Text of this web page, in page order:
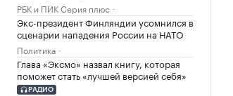
РБК и ПИК Серия плюс
Экс-президент Финляндии усомнился в
сценарии нападения России на НАТО
Политика
Глава «Эксмо» назвал книгу, которая
поможет стать «лучшей версией себя»
РАДИО